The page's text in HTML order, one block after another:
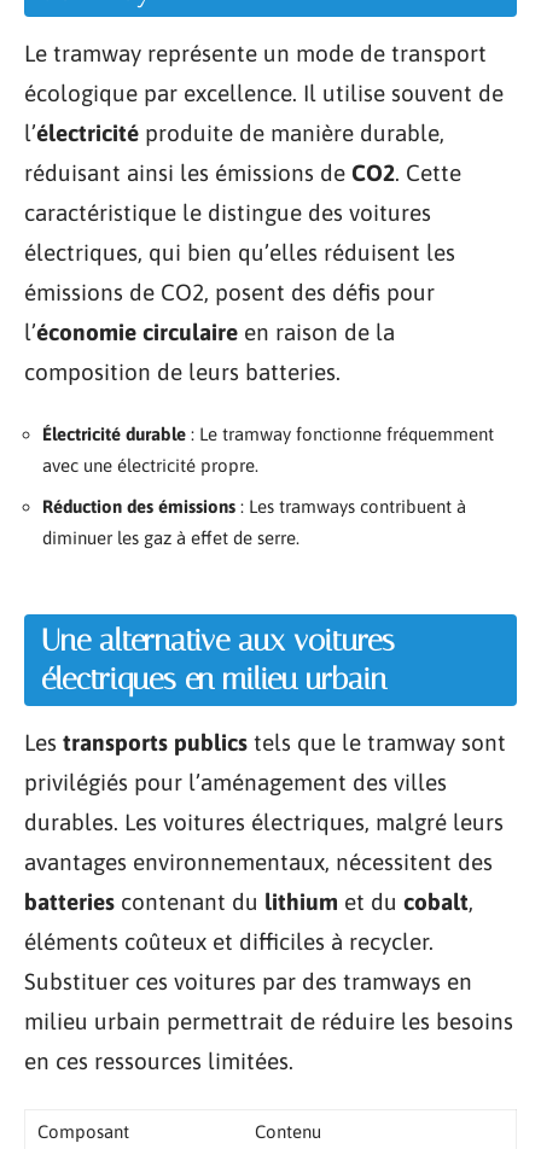
Le tramway représente un mode de transport
écologique par excellence. Il utilise souvent de
l’électricité produite de manière durable,
réduisant ainsi les émissions de CO2. Cette
caractéristique le distingue des voitures
électriques, qui bien qu’elles réduisent les
émissions de CO2, posent des défis pour
l’économie circulaire en raison de la
composition de leurs batteries.
Électricité durable : Le tramway fonctionne fréquemment
avec une électricité propre.
Réduction des émissions : Les tramways contribuent à
diminuer les gaz à effet de serre.
Une alternative aux voitures
électriques en milieu urbain
Les transports publics tels que le tramway sont
privilégiés pour l’aménagement des villes
durables. Les voitures électriques, malgré leurs
avantages environnementaux, nécessitent des
batteries contenant du lithium et du cobalt,
éléments coûteux et difficiles à recycler.
Substituer ces voitures par des tramways en
milieu urbain permettrait de réduire les besoins
en ces ressources limitées.
Composant Contenu